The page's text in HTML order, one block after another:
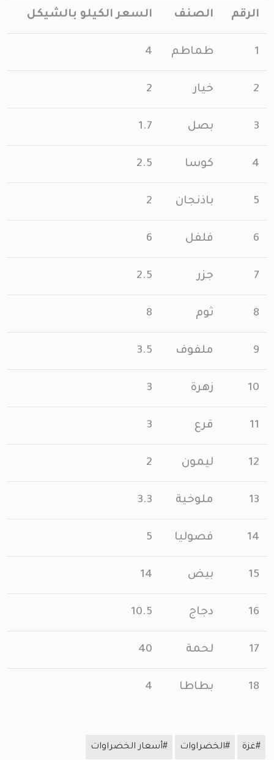
الرقم الصنف السعر الكيلو بالشيكل
1 طماطم 4
2 خيار 2
3 بصل 1.7
4 كوسا 2.5
5 باذنجان 2
6 فلفل 6
7 جزر 2.5
8 ثوم 8
9 ملفوف 3.5
10 زهرة 3
11 قرع 3
12 ليمون 2
13 ملوخية 3.3
14 فصوليا 5
15 بيض 14
16 دجاج 10.5
17 لحمة 40
18 بطاطا 4
#غزة #الخضراوات #أسعار الخضراوات